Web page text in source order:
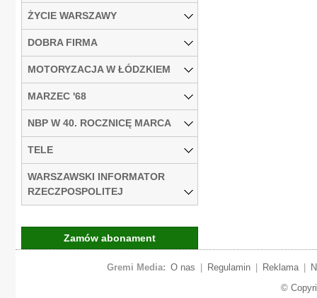
ŻYCIE WARSZAWY
DOBRA FIRMA
MOTORYZACJA W ŁÓDZKIEM
MARZEC '68
NBP W 40. ROCZNICĘ MARCA
TELE
WARSZAWSKI INFORMATOR
RZECZPOSPOLITEJ
Zamów abonament
Gremi Media: O nas Regulamin Reklama
©